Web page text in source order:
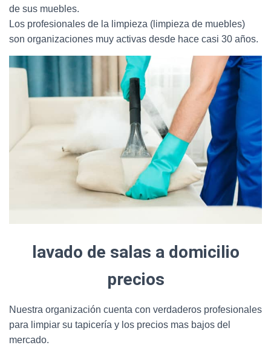
de sus muebles.
Los profesionales de la limpieza (limpieza de muebles)
son organizaciones muy activas desde hace casi 30 años.
lavado de salas a domicilio
precios
Nuestra organización cuenta con verdaderos profesionales
para limpiar su tapicería y los precios mas bajos del
mercado.